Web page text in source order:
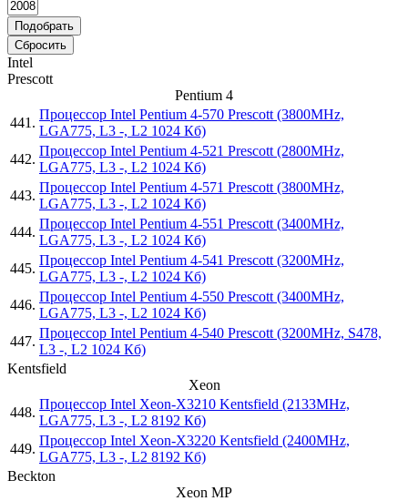
Intel
Prescott
Pentium 4
441.
Процессор Intel Pentium 4-570 Prescott (3800MHz,
LGA775, L3 -, L2 1024 Кб)
442.
Процессор Intel Pentium 4-521 Prescott (2800MHz,
LGA775, L3 -, L2 1024 Кб)
443.
Процессор Intel Pentium 4-571 Prescott (3800MHz,
LGA775, L3 -, L2 1024 Кб)
444.
Процессор Intel Pentium 4-551 Prescott (3400MHz,
LGA775, L3 -, L2 1024 Кб)
445.
Процессор Intel Pentium 4-541 Prescott (3200MHz,
LGA775, L3 -, L2 1024 Кб)
446.
Процессор Intel Pentium 4-550 Prescott (3400MHz,
LGA775, L3 -, L2 1024 Кб)
447.
Процессор Intel Pentium 4-540 Prescott (3200MHz, S478,
L3 -, L2 1024 Кб)
Kentsfield
Xeon
448.
Процессор Intel Xeon-X3210 Kentsfield (2133MHz,
LGA775, L3 -, L2 8192 Кб)
449.
Процессор Intel Xeon-X3220 Kentsfield (2400MHz,
LGA775, L3 -, L2 8192 Кб)
Beckton
Xeon MP